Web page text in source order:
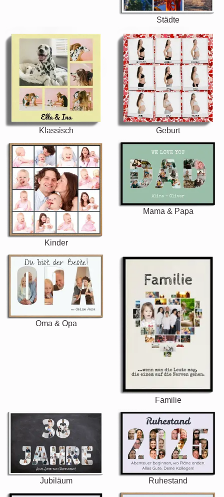
Städte
Klassisch Geburt
Kinder
Mama & Papa
Oma & Opa
Familie
Jubiläum Ruhestand